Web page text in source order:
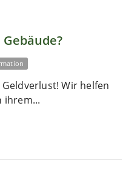
Wir helfen
ihrem...